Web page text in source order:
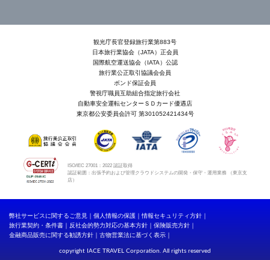
観光庁長官登録旅行業第883号
日本旅行業協会（JATA）正会員
国際航空運送協会（IATA）公認
旅行業公正取引協議会会員
ボンド保証会員
警視庁職員互助組合指定旅行会社
自動車安全運転センターＳＤカード優遇店
東京都公安委員会許可 第301052421434号
ISO/IEC 27001：2022 認証取得
認証範囲：出張予約および管理クラウドシステムの開発・保守・運用業務 （東京支
店）
弊社サービスに関するご意見 個人情報の保護
情報セキュリティ方針
旅行業契約・条件書
反社会的勢力対応の基本方針
保険販売方針
金融商品販売に関する勧誘方針
古物営業法に基づく表示
copyright IACE TRAVEL Corporation. All rights reserved